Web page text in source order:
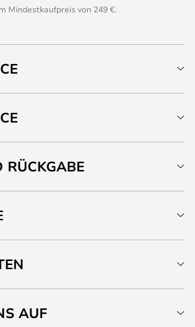
Mindestkaufpreis von 249 €.
RÜCKGABE
AUF